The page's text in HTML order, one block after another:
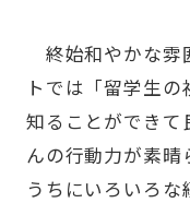
終始和やかな雰
トでは「留学生
知ることができて
んの行動力が素
うちにいろいろな